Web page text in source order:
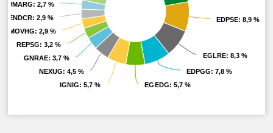
EDPSE: 8,9 %
EDPSE: 8,9 %
EGLRE: 8,3 %
EGLRE: 8,3 %
EDPGG: 7,8 %
EDPGG: 7,8 %
EGEDG: 5,7 %
EGEDG: 5,7 %
IGNIG: 5,7 %
IGNIG: 5,7 %
NEXUG: 4,5 %
NEXUG: 4,5 %
GNRAE: 3,7 %
GNRAE: 3,7 %
REPSG: 3,2 %
REPSG: 3,2 %
MOVHG: 2,9 %
MOVHG: 2,9 %
ENDCR: 2,9 %
ENDCR: 2,9 %
WMARG: 2,7 %
WMARG: 2,7 %